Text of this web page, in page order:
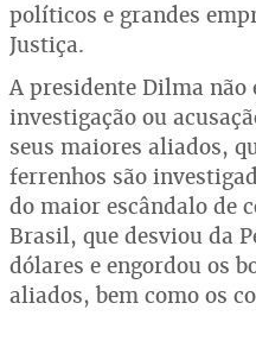
políticos e grandes
Justiça.
A presidente Dilma não
investigação ou
seus maiores aliados,
ferrenhos são
do maior escândalo de
Brasil, que desviou da
dólares e engordou os
aliados, bem como os